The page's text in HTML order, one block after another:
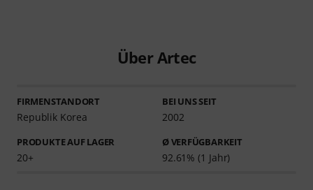
Über Artec
FIRMENSTANDORT
Republik Korea
BEI UNS SEIT
2002
PRODUKTE AUF LAGER
20+
Ø VERFÜGBARKEIT
92.61% (1 Jahr)